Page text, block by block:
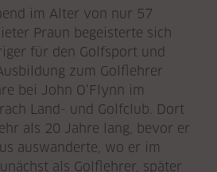
im Alter von nur 57
Praun begeisterte sich
für den Golfsport und
zum Golflehrer
bei John O’Flynn im
Land- und Golfclub. Dort
als 20 Jahre lang, bevor er
auswanderte, wo er im
als Golflehrer, später